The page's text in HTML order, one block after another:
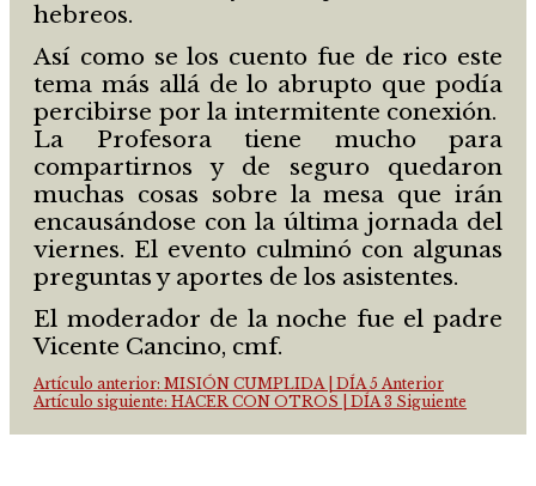
hebreos.
Así como se los cuento fue de rico este
tema más allá de lo abrupto que podía
percibirse por la intermitente conexión.
La Profesora tiene mucho para
compartirnos y de seguro quedaron
muchas cosas sobre la mesa que irán
encausándose con la última jornada del
viernes. El evento culminó con algunas
preguntas y aportes de los asistentes.
El moderador de la noche fue el padre
Vicente Cancino, cmf.
Artículo anterior: MISIÓN CUMPLIDA | DÍA 5 Anterior
Artículo siguiente: HACER CON OTROS | DÍA 3 Siguiente